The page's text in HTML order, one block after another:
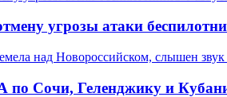
угрозы атаки
Сочи, Геленджику и